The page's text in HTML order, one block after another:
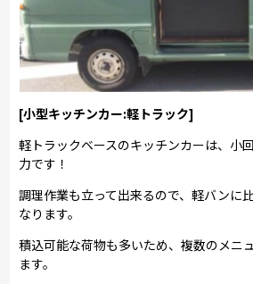
[小型キッチンカー:軽トラック]
軽トラックベースのキッチンカーは、小
力です！
調理作業も立って出来るので、軽バンに
なります。
積込可能な荷物も多いため、複数のメニ
ます。